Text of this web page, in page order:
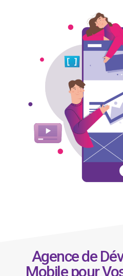
Agence de
Mobile pour